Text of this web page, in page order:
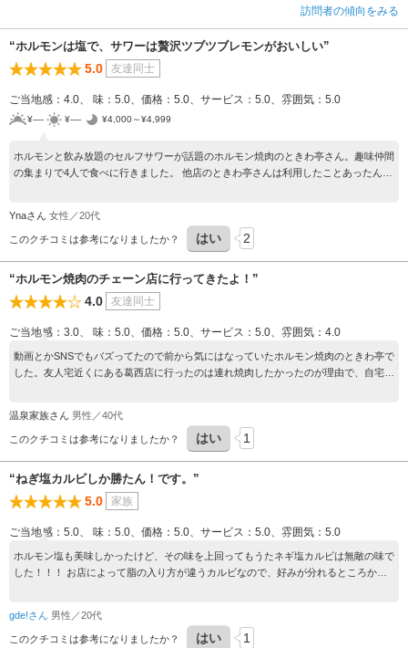
訪問者の傾向をみる
“ホルモンは塩で、サワーは贅沢ツブツブレモンがおいしい”
5.0 友達同士
ご当地感：4.0、 味：5.0、価格：5.0、サービス：5.0、雰囲気：5.0
¥---- ¥---- ¥4,000～¥4,999
ホルモンと飲み放題のセルフサワーが話題のホルモン焼肉のときわ亭さん。趣味仲間
の集まりで4人で食べに行きました。 他店のときわ亭さんは利用したことあったんで
Ynaさん 女性／20代
このクチコミは参考になりましたか？ はい 2
“ホルモン焼肉のチェーン店に行ってきたよ！”
4.0 友達同士
ご当地感：3.0、 味：5.0、価格：5.0、サービス：5.0、雰囲気：4.0
動画とかSNSでもバズってたので前から気にはなっていたホルモン焼肉のときわ亭で
した。友人宅近くにある葛西店に行ったのは連れ焼肉したかったのが理由で、自宅近
堪能できて幸せでした。
温泉家族さん 男性／40代
このクチコミは参考になりましたか？ はい 1
“ねぎ塩カルビしか勝たん！です。”
5.0 家族
ご当地感：5.0、 味：5.0、価格：5.0、サービス：5.0、雰囲気：5.0
ホルモン塩も美味しかったけど、その味を上回ってもうたネギ塩カルビは無敵の味で
した！！！ お店によって脂の入り方が違うカルビなので、好みが分れるところかも
gde!さん 男性／20代
このクチコミは参考になりましたか？ はい 1